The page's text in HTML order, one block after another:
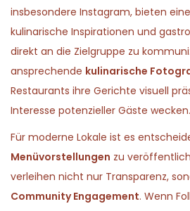
insbesondere Instagram, bieten
kulinarische Inspirationen und
direkt an die Zielgruppe zu
ansprechende kulinarische
Restaurants ihre Gerichte visuell
Interesse potenzieller Gäste wecken.
Für moderne Lokale ist es
Menüvorstellungen zu
verleihen nicht nur Transparenz,
Community Engagement. Wenn